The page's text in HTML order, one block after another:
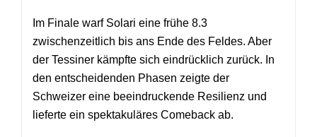
Im Finale warf Solari eine frühe 8.3
zwischenzeitlich bis ans Ende des Feldes. Aber
der Tessiner kämpfte sich eindrücklich zurück. In
den entscheidenden Phasen zeigte der
Schweizer eine beeindruckende Resilienz und
lieferte ein spektakuläres Comeback ab.